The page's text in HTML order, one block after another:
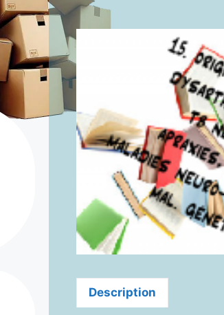
Description